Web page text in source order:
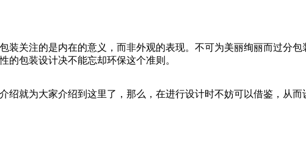
装关注的是内在的意义，而非外观的表现。不可为美丽绚丽而过分
的包装设计决不能忘却环保这个准则。
绍就为大家介绍到这里了，那么，在进行设计时不妨可以借鉴，从而